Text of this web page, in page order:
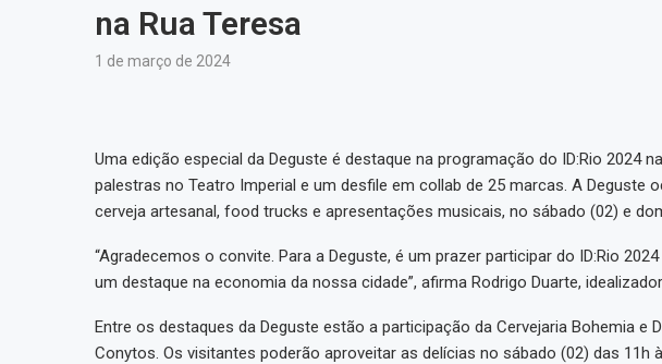
na Rua Teresa
1 de março de 2024
Uma edição especial da Deguste é destaque na programação do ID:Rio 2024
palestras no Teatro Imperial e um desfile em collab de 25 marcas. A Deguste
cerveja artesanal, food trucks e apresentações musicais, no sábado (02) e
“Agradecemos o convite. Para a Deguste, é um prazer participar do ID:Rio
um destaque na economia da nossa cidade”, afirma Rodrigo Duarte,
Entre os destaques da Deguste estão a participação da Cervejaria Bohemia e
Conytos. Os visitantes poderão aproveitar as delícias no sábado (02) das 11h